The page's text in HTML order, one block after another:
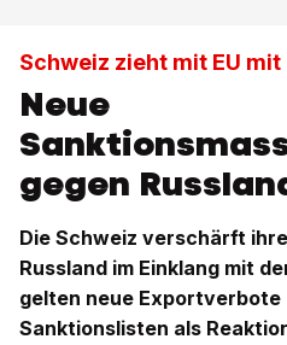
Schweiz zieht mit EU mit
Neue
gegen
Die Schweiz verschärft
Russland im Einklang mit
gelten neue
Sanktionslisten als